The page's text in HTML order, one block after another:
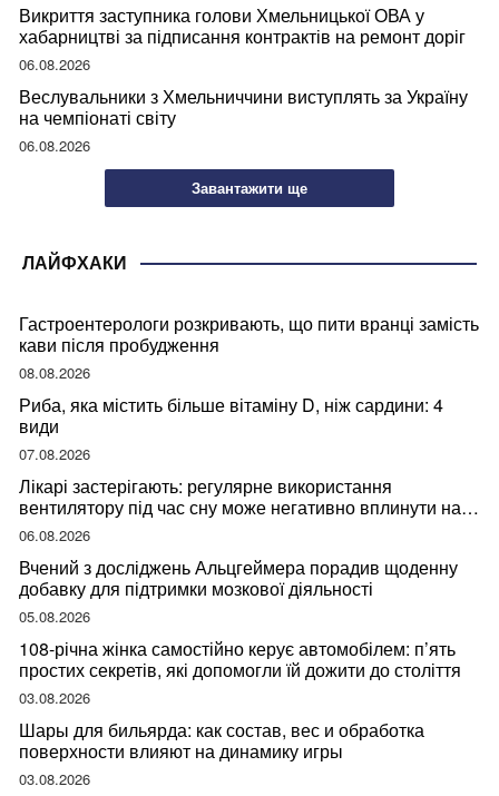
Викриття заступника голови Хмельницької ОВА у
хабарництві за підписання контрактів на ремонт доріг
06.08.2026
Веслувальники з Хмельниччини виступлять за Україну
на чемпіонаті світу
06.08.2026
Завантажити ще
ЛАЙФХАКИ
Гастроентерологи розкривають, що пити вранці замість
кави після пробудження
08.08.2026
Риба, яка містить більше вітаміну D, ніж сардини: 4
види
07.08.2026
Лікарі застерігають: регулярне використання
вентилятору під час сну може негативно вплинути на
ваше здоров’я
06.08.2026
Вчений з досліджень Альцгеймера порадив щоденну
добавку для підтримки мозкової діяльності
05.08.2026
108-річна жінка самостійно керує автомобілем: п’ять
простих секретів, які допомогли їй дожити до століття
03.08.2026
Шары для бильярда: как состав, вес и обработка
поверхности влияют на динамику игры
03.08.2026